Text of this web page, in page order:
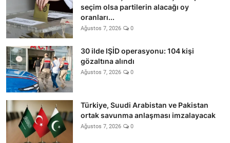
seçim olsa partilerin alacağı oy
oranları...
Ağustos 7, 2026 0
30 ilde IŞİD operasyonu: 104 kişi
gözaltına alındı
Ağustos 7, 2026 0
Türkiye, Suudi Arabistan ve Pakistan
ortak savunma anlaşması imzalayacak
Ağustos 7, 2026 0